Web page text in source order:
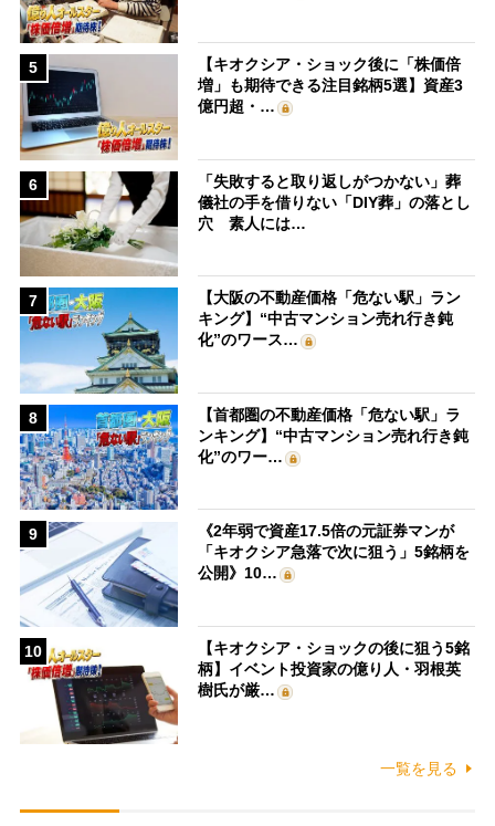
5
【キオクシア・ショック後に「株価倍
増」も期待できる注目銘柄5選】資産3
億円超・…
6
「失敗すると取り返しがつかない」葬
儀社の手を借りない「DIY葬」の落とし
穴 素人には…
7
【大阪の不動産価格「危ない駅」ラン
キング】“中古マンション売れ行き鈍
化”のワース…
8
【首都圏の不動産価格「危ない駅」ラ
ンキング】“中古マンション売れ行き鈍
化”のワー…
9
《2年弱で資産17.5倍の元証券マンが
「キオクシア急落で次に狙う」5銘柄を
公開》10…
10
【キオクシア・ショックの後に狙う5銘
柄】イベント投資家の億り人・羽根英
樹氏が厳…
一覧を見る